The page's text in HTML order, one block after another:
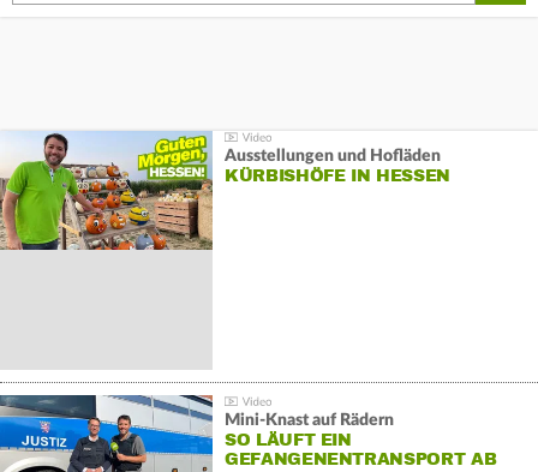
Ausstellungen und Hofläden
KÜRBISHÖFE IN HESSEN
Mini-Knast auf Rädern
SO LÄUFT EIN
GEFANGENENTRANSPORT AB